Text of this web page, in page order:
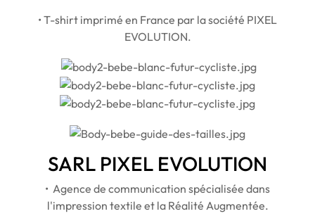
• T-shirt imprimé en France par la société PIXEL
EVOLUTION.
SARL PIXEL EVOLUTION
• Agence de communication spécialisée dans
l'impression textile et la Réalité Augmentée.